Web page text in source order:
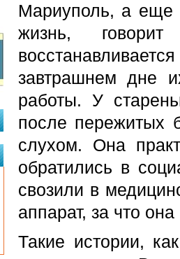
Мариуполь, а еще
жизнь,
завтрашнем дне
работы. У
после пережитых
слухом. Она
обратились в
свозили в
аппарат, за что
Такие истории,